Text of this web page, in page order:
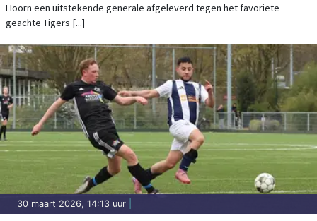
Hoorn een uitstekende generale afgeleverd tegen het favoriete
geachte Tigers [...]
30 maart 2026, 14:13 uur